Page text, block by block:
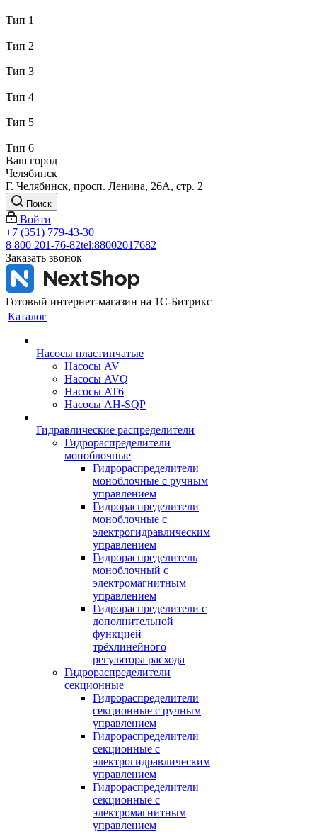
Тип 1
Тип 2
Тип 3
Тип 4
Тип 5
Тип 6
Ваш город
Челябинск
Г. Челябинск, просп. Ленина, 26А, стр. 2
Поиск
Войти
+7 (351) 779-43-30
8 800 201-76-82tel:88002017682
Заказать звонок
Готовый интернет-магазин на 1С-Битрикс
Каталог
Насосы пластинчатые
Насосы AV
Насосы AVQ
Насосы AT6
Насосы AH-SQP
Гидравлические распределители
Гидрораспределители
моноблочные
Гидрораспределители
моноблочные с ручным
управлением
Гидрораспределители
моноблочные с
электрогидравлическим
управлением
Гидрораспределитель
моноблочный с
электромагнитным
управлением
Гидрораспределители с
дополнительной
функцией
трёхлинейного
регулятора расхода
Гидрораспределители
секционные
Гидрораспределители
секционные с ручным
управлением
Гидрораспределители
секционные с
электрогидравлическим
управлением
Гидрораспределители
секционные с
электромагнитным
управлением